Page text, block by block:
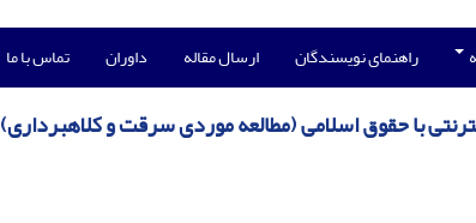
راهنمای نویسندگان ارسال مقاله داوران تماس با ما
با حقوق اسلامی (مطالعه موردی سرقت و کلاهبرداری)